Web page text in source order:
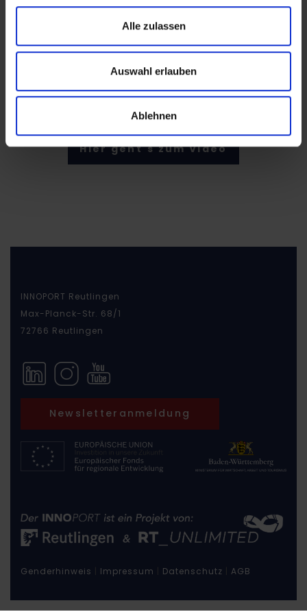
Alle zulassen
Auswahl erlauben
Ablehnen
Schreib uns eine Mail
Wer sich das Ganze von unserem Leiter Holger
erklären lassen möchte, kann sich gerne das
Video dazu anschauen:
Hier geht´s zum Video
INNOPORT Reutlingen
Max-Planck-Str. 68/1
72766 Reutlingen
Newsletteranmeldung
Genderhinweis Impressum Datenschutz AGB